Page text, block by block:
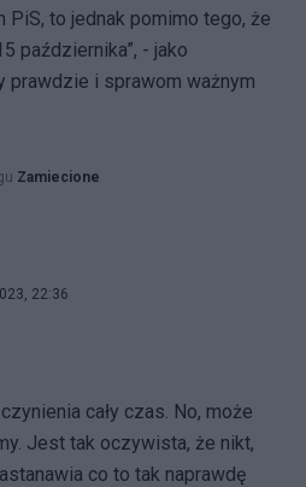
PiS, to jednak pomimo tego, że
października”, - jako
prawdzie i sprawom ważnym
Zamiecione
22:36
cały czas. No, może
Jest tak oczywista, że nikt,
co to tak naprawdę